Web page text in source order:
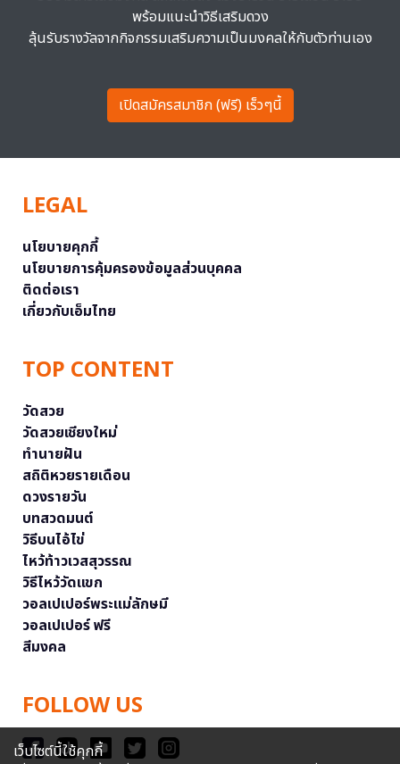
พร้อมแนะนำวิธีเสริมดวง
ลุ้นรับรางวัลจากกิจกรรมเสริมความเป็นมงคลให้กับตัวท่านเอง
เปิดสมัครสมาชิก (ฟรี) เร็วๆนี้
LEGAL
นโยบายคุกกี้
นโยบายการคุ้มครองข้อมูลส่วนบุคคล
ติดต่อเรา
เกี่ยวกับเอ็มไทย
TOP CONTENT
วัดสวย
วัดสวยเชียงใหม่
ทำนายฝัน
สถิติหวยรายเดือน
ดวงรายวัน
บทสวดมนต์
วิธีบนไอ้ไข่
ไหว้ท้าวเวสสุวรรณ
วิธีไหว้วัดแขก
วอลเปเปอร์พระแม่ลักษมี
วอลเปเปอร์ ฟรี
สีมงคล
FOLLOW US
เว็บไซต์นี้ใช้คุกกี้